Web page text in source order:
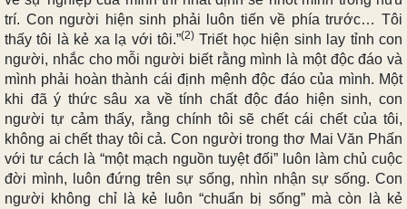
trí. Con người hiện sinh phải luôn tiến về phía trước… Tôi
thấy tôi là kẻ xa lạ với tôi.”(2) Triết học hiện sinh lay tỉnh con
người, nhắc cho mỗi người biết rằng mình là một độc đáo và
mình phải hoàn thành cái định mệnh độc đáo của mình. Một
khi đã ý thức sâu xa về tính chất độc đáo hiện sinh, con
người tự cảm thấy, rằng chính tôi sẽ chết cái chết của tôi,
không ai chết thay tôi cả. Con người trong thơ Mai Văn Phấn
với tư cách là “một mạch nguồn tuyệt đối” luôn làm chủ cuộc
đời mình, luôn đứng trên sự sống, nhìn nhận sự sống. Con
người không chỉ là kẻ luôn “chuẩn bị sống” mà còn là kẻ